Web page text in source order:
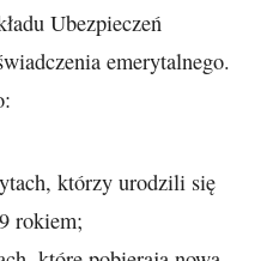
Ubezpieczeń
emerytalnego.
którzy urodzili się
rokiem;